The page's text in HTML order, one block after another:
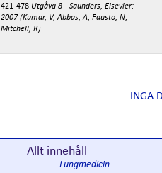
421-478 Utgåva 8 - Saunders, Elsevier:
2007 (Kumar, V; Abbas, A; Fausto, N;
Mitchell, R)
INGA
Allt innehåll
Lungmedicin